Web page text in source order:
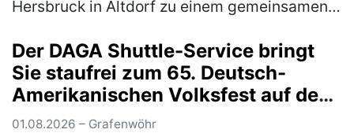
Hersbruck in Altdorf zu einem gemeinsamen
eine Stadtführung durch Altdorf: Die Tei…
(mehr)
Der DAGA Shuttle-Service bringt
Sie staufrei zum 65. Deutsch-
Amerikanischen Volksfest auf den
Truppenübungsplatz
01.08.2026 – Grafenwöhr